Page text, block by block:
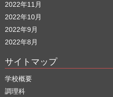
2022年11月
2022年10月
2022年9月
2022年8月
サイトマップ
学校概要
調理科